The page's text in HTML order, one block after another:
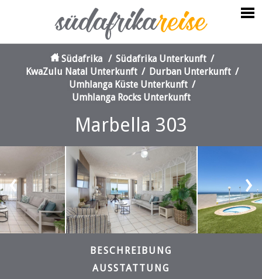
Südafrika / Südafrika Unterkunft /
KwaZulu Natal Unterkunft / Durban Unterkunft /
Umhlanga Küste Unterkunft /
Umhlanga Rocks Unterkunft
Marbella 303
‹ ›
BESCHREIBUNG
AUSSTATTUNG